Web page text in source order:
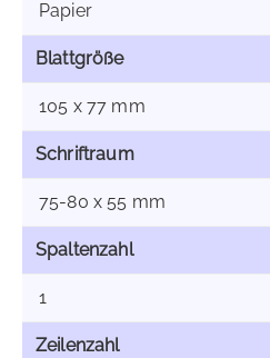
Papier
Blattgröße
105 x 77 mm
Schriftraum
75-80 x 55 mm
Spaltenzahl
1
Zeilenzahl